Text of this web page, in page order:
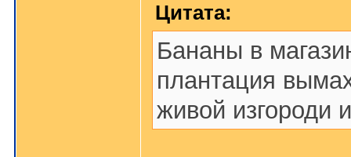
Цитата:
Бананы в
плантация
живой изгороди